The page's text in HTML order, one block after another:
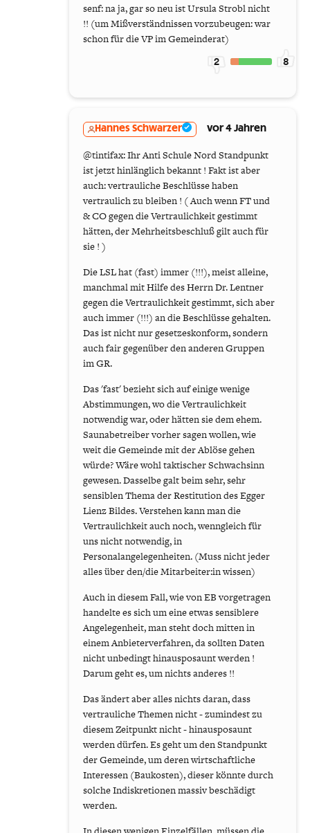
senf: na ja, gar so neu ist Ursula Strobl nicht
!! (um Mißverständnissen vorzubeugen: war
schon für die VP im Gemeinderat)
2 8
Hannes Schwarzer vor 4 Jahren
@tintifax: Ihr Anti Schule Nord Standpunkt
ist jetzt hinlänglich bekannt ! Fakt ist aber
auch: vertrauliche Beschlüsse haben
vertraulich zu bleiben ! ( Auch wenn FT und
& CO gegen die Vertraulichkeit gestimmt
hätten, der Mehrheitsbeschluß gilt auch für
sie ! )
Die LSL hat (fast) immer (!!!), meist alleine,
manchmal mit Hilfe des Herrn Dr. Lentner
gegen die Vertraulichkeit gestimmt, sich aber
auch immer (!!!) an die Beschlüsse gehalten.
Das ist nicht nur gesetzeskonform, sondern
auch fair gegenüber den anderen Gruppen
im GR.
Das 'fast' bezieht sich auf einige wenige
Abstimmungen, wo die Vertraulichkeit
notwendig war, oder hätten sie dem ehem.
Saunabetreiber vorher sagen wollen, wie
weit die Gemeinde mit der Ablöse gehen
würde? Wäre wohl taktischer Schwachsinn
gewesen. Dasselbe galt beim sehr, sehr
sensiblen Thema der Restitution des Egger
Lienz Bildes. Verstehen kann man die
Vertraulichkeit auch noch, wenngleich für
uns nicht notwendig, in
Personalangelegenheiten. (Muss nicht jeder
alles über den/die Mitarbeiter:in wissen)
Auch in diesem Fall, wie von EB vorgetragen
handelte es sich um eine etwas sensiblere
Angelegenheit, man steht doch mitten in
einem Anbieterverfahren, da sollten Daten
nicht unbedingt hinausposaunt werden !
Darum geht es, um nichts anderes !!
Das ändert aber alles nichts daran, dass
vertrauliche Themen nicht - zumindest zu
diesem Zeitpunkt nicht - hinausposaunt
werden dürfen. Es geht um den Standpunkt
der Gemeinde, um deren wirtschaftliche
Interessen (Baukosten), dieser könnte durch
solche Indiskretionen massiv beschädigt
werden.